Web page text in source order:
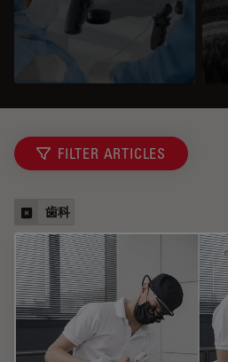
FILTER ARTICLES
歯科